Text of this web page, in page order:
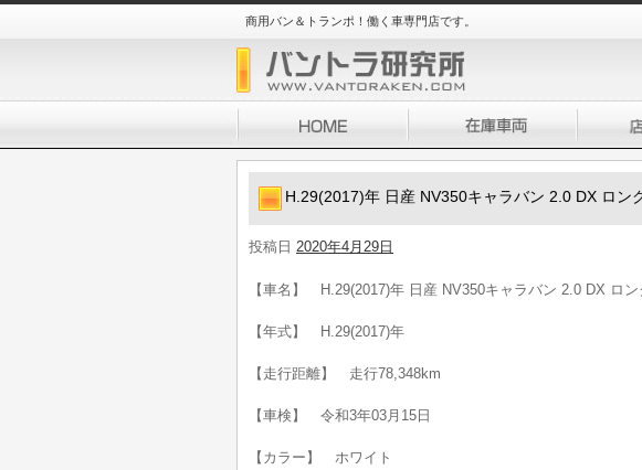
商用バン＆トランポ！働く車専門店です。
H.29(2017)年 日産 NV350キャラバン 2.0 DX ロン
投稿日 2020年4月29日
【車名】 H.29(2017)年 日産 NV350キャラバン 2.0 DX ロ
【年式】 H.29(2017)年
【走行距離】 走行78,348km
【車検】 令和3年03月15日
【カラー】 ホワイト